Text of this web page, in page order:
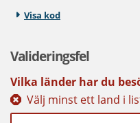
Visa kod
Valideringsfel
Vilka länder har du
Välj minst ett land i